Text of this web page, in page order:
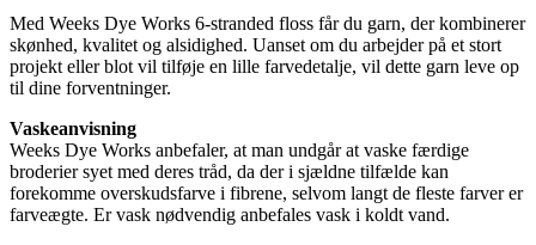
Med Weeks Dye Works 6-stranded floss får du garn, der kombinerer
skønhed, kvalitet og alsidighed. Uanset om du arbejder på et stort
projekt eller blot vil tilføje en lille farvedetalje, vil dette garn leve op
til dine forventninger.
Vaskeanvisning
Weeks Dye Works anbefaler, at man undgår at vaske færdige
broderier syet med deres tråd, da der i sjældne tilfælde kan
forekomme overskudsfarve i fibrene, selvom langt de fleste farver er
farveægte. Er vask nødvendig anbefales vask i koldt vand.